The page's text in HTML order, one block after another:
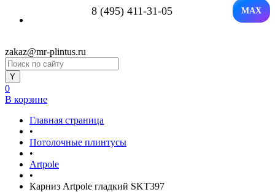
8 (495) 411-31-05 MAX
zakaz@mr-plintus.ru
0
В корзине
Главная страница
•
Потолочные плинтусы
•
Artpole
•
Карниз Artpole гладкий SKT397